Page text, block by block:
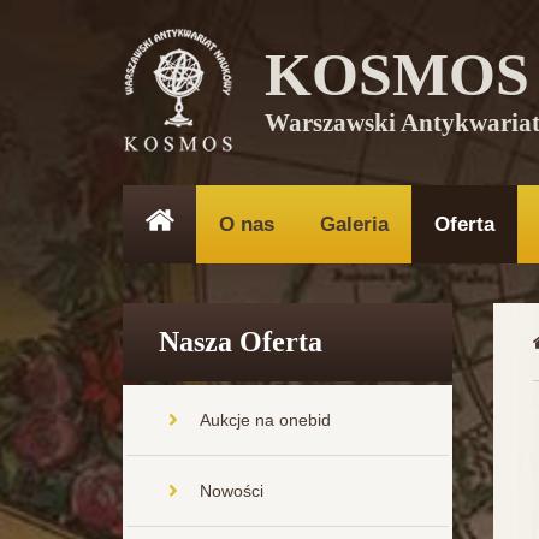
KOSMOS
Warszawski
O nas Galeria Oferta
Nasza Oferta
Aukcje na onebid
Nowości